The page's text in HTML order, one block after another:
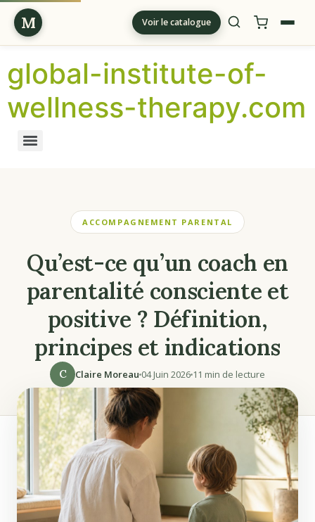
M Voir le catalogue
global-institute-of-
wellness-therapy.com
ACCOMPAGNEMENT PARENTAL
Qu’est-ce qu’un coach en
parentalité consciente et
positive ? Définition,
principes et indications
C Claire Moreau 04 Juin 2026 11 min de lecture